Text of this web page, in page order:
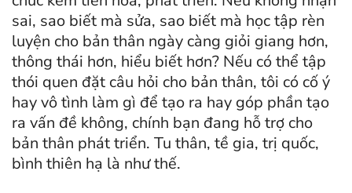
sai, sao biết mà sửa, sao biết mà học tập rèn
luyện cho bản thân ngày càng giỏi giang hơn,
thông thái hơn, hiểu biết hơn? Nếu có thể tập
thói quen đặt câu hỏi cho bản thân, tôi có cố ý
hay vô tình làm gì để tạo ra hay góp phần tạo
ra vấn đề không, chính bạn đang hỗ trợ cho
bản thân phát triển. Tu thân, tề gia, trị quốc,
bình thiên hạ là như thế.